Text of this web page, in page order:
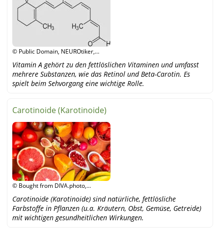
© Public Domain, NEUROtiker,
Vitamin A gehört zu den fettlöslichen Vitaminen und umfasst
mehrere Substanzen, wie das Retinol und Beta-Carotin. Es
spielt beim Sehvorgang eine wichtige Rolle.
Carotinoide (Karotinoide)
© Bought from DIVA.photo,
Carotinoide (Karotinoide) sind natürliche, fettlösliche
Farbstoffe in Pflanzen (u.a. Kräutern, Obst, Gemüse, Getreide)
mit wichtigen gesundheitlichen Wirkungen.